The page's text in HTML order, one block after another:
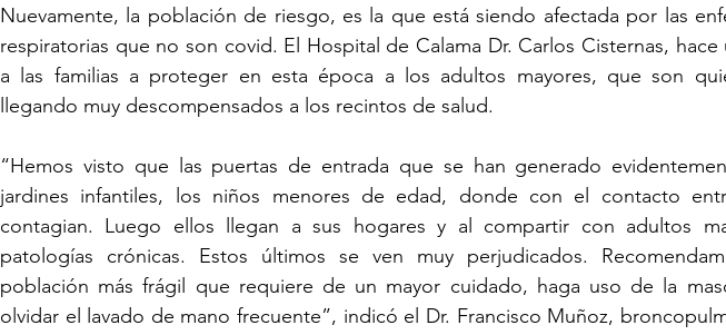
Nuevamente, la población de riesgo, es la que está siendo afectada por las
respiratorias que no son covid. El Hospital de Calama Dr. Carlos Cisternas, hace
a las familias a proteger en esta época a los adultos mayores, que son
llegando muy descompensados a los recintos de salud.
“Hemos visto que las puertas de entrada que se han generado
jardines infantiles, los niños menores de edad, donde con el contacto
contagian. Luego ellos llegan a sus hogares y al compartir con adultos
patologías crónicas. Estos últimos se ven muy perjudicados.
población más frágil que requiere de un mayor cuidado, haga uso de la
olvidar el lavado de mano frecuente”, indicó el Dr. Francisco Muñoz,